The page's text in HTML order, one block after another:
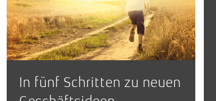
In fünf Schritten zu neuen